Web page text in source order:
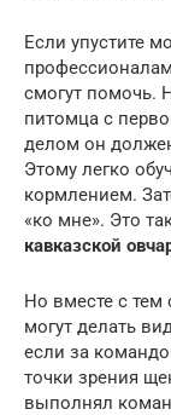
Если упустите
смогут помочь.
питомца с
делом он
Этому легко
кормлением.
«ко мне». Это
кавказской
Но вместе с тем
могут делать
если за
точки зрения
выполнял